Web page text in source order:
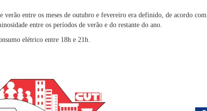
entre os meses de outubro e fevereiro era definido, de acordo com
entre os períodos de verão e do restante do ano.
elétrico entre 18h e 21h.